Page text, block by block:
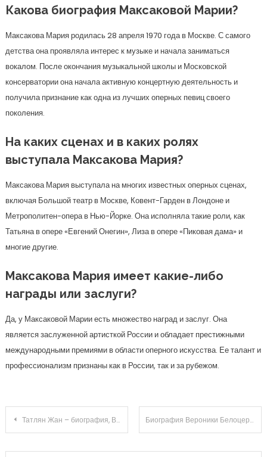
Какова биография Максаковой Марии?
Максакова Мария родилась 28 апреля 1970 года в Москве. С самого
детства она проявляла интерес к музыке и начала заниматься
вокалом. После окончания музыкальной школы и Московской
консерватории она начала активную концертную деятельность и
получила признание как одна из лучших оперных певиц своего
поколения.
На каких сценах и в каких ролях
выступала Максакова Мария?
Максакова Мария выступала на многих известных оперных сценах,
включая Большой театр в Москве, Ковент-Гарден в Лондоне и
Метрополитен-опера в Нью-Йорке. Она исполняла такие роли, как
Татьяна в опере «Евгений Онегин», Лиза в опере «Пиковая дама» и
многие другие.
Максакова Мария имеет какие-либо
награды или заслуги?
Да, у Максаковой Марии есть множество наград и заслуг. Она
является заслуженной артисткой России и обладает престижными
международными премиями в области оперного искусства. Ее талант и
профессионализм признаны как в России, так и за рубежом.
Навигация
по
Татлян Жан – биография, Википедия, достижения, фото — инновационный бизнесмен и основатель успешных стартапов Биография Вероники Белоцерковской Борисовны — путь от скромной студентки до великолепных достижений в карьере